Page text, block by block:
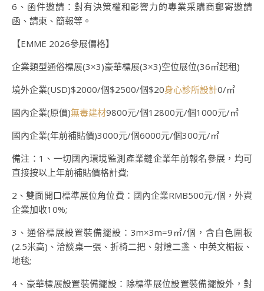
6、函件邀請：對有決策權和影響力的專業采購商郵寄邀請
函、請柬、簡報等。
【EMME 2026參展價格】
企業類型通俗標展(3×3)豪華標展(3×3)空位展位(36㎡起租)
境外企業(USD)$2000/個$2500/個$20身心診所設計0/㎡
國內企業(原價)無毒建材9800元/個12800元/個1000元/㎡
國內企業(年前補貼價)3000元/個6000元/個300元/㎡
備注：1、一切國內環境監測產業鏈企業年前報名參展，均可
直接按以上年前補貼價格計費;
2、雙面開口標準展位角位費：國內企業RMB500元/個，外資
企業加收10%;
3、通俗標展設置裝備擺設：3m×3m=9㎡/個，含白色圍板
(2.5米高)、洽談桌一張、折椅二把、射燈二盞、中英文楣板、
地毯;
4、豪華標展設置裝備擺設：除標準展位設置裝備擺設外，對